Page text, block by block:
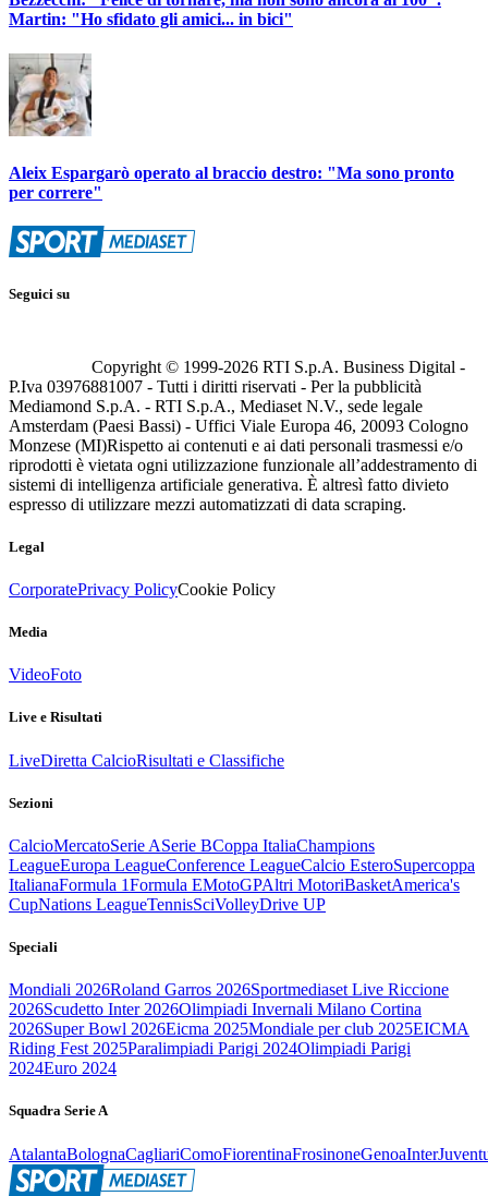
Martin: "Ho sfidato gli amici... in bici"
Aleix Espargarò operato al braccio destro: "Ma sono pronto
per correre"
Seguici su
Copyright © 1999-2026 RTI S.p.A. Business Digital -
P.Iva 03976881007 - Tutti i diritti riservati - Per la pubblicità
Mediamond S.p.A. - RTI S.p.A., Mediaset N.V., sede legale
Amsterdam (Paesi Bassi) - Uffici Viale Europa 46, 20093 Cologno
Monzese (MI)Rispetto ai contenuti e ai dati personali trasmessi e/o
riprodotti è vietata ogni utilizzazione funzionale all’addestramento di
sistemi di intelligenza artificiale generativa. È altresì fatto divieto
espresso di utilizzare mezzi automatizzati di data scraping.
Legal
CorporatePrivacy PolicyCookie Policy
Media
VideoFoto
Live e Risultati
LiveDiretta CalcioRisultati e Classifiche
Sezioni
CalcioMercatoSerie ASerie BCoppa ItaliaChampions
LeagueEuropa LeagueConference LeagueCalcio EsteroSupercoppa
ItalianaFormula 1Formula EMotoGPAltri MotoriBasketAmerica's
CupNations LeagueTennisSciVolleyDrive UP
Speciali
Mondiali 2026Roland Garros 2026Sportmediaset Live Riccione
2026Scudetto Inter 2026Olimpiadi Invernali Milano Cortina
2026Super Bowl 2026Eicma 2025Mondiale per club 2025EICMA
Riding Fest 2025Paralimpiadi Parigi 2024Olimpiadi Parigi
2024Euro 2024
Squadra Serie A
AtalantaBolognaCagliariComoFiorentinaFrosinoneGenoaInter